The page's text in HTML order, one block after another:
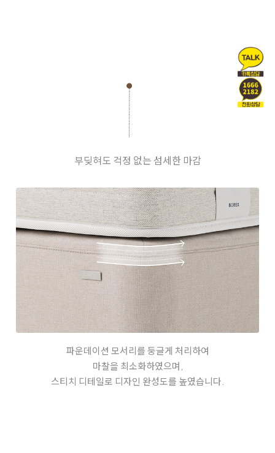
부딪혀도 걱정 없는 섬세한 마감
파운데이션 모서리를 둥글게 처리하여
마찰을 최소화하였으며,
스티치 디테일로 디자인 완성도를 높였습니다.